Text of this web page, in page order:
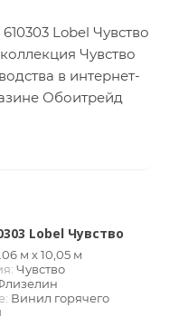
Lobel Чувство
м х 10,05 м
Чувство
Винил горячего